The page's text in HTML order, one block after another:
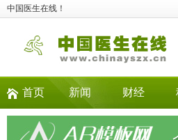
中国医生在线！
首页 新闻 财经